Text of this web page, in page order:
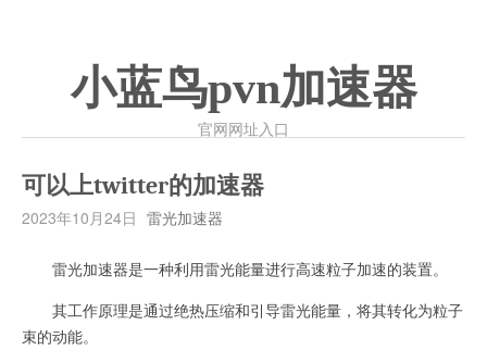
小蓝鸟pvn加速器
官网网址入口
可以上twitter的加速器
2023年10月24日 雷光加速器
雷光加速器是一种利用雷光能量进行高速粒子加速的装置。
其工作原理是通过绝热压缩和引导雷光能量，将其转化为粒子
束的动能。